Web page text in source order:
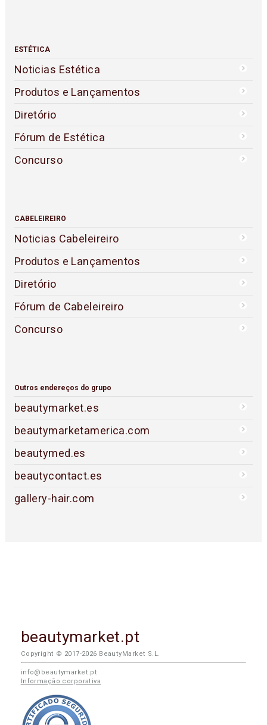
ESTÉTICA
Noticias Estética
Produtos e Lançamentos
Diretório
Fórum de Estética
Concurso
CABELEIREIRO
Noticias Cabeleireiro
Produtos e Lançamentos
Diretório
Fórum de Cabeleireiro
Concurso
Outros endereços do grupo
beautymarket.es
beautymarketamerica.com
beautymed.es
beautycontact.es
gallery-hair.com
beautymarket.pt
Copyright © 2017-2026 BeautyMarket S.L.
info@beautymarket.pt
Informação corporativa